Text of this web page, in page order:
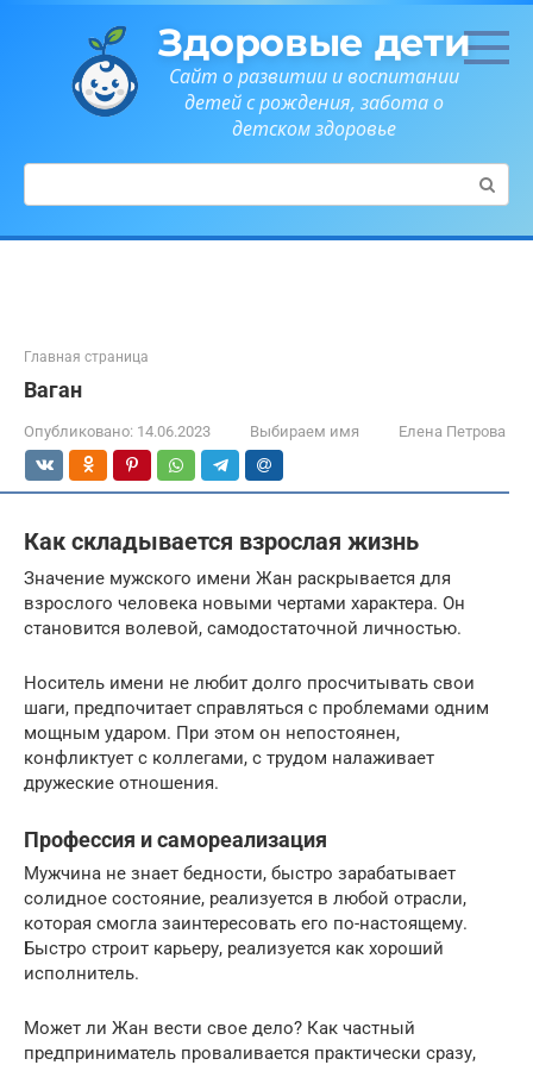
Здоровые дети
Сайт о развитии и воспитании
детей с рождения, забота о
детском здоровье
Поиск:
Главная страница
Ваган
Опубликовано: 14.06.2023 Выбираем имя Елена Петрова
Как складывается взрослая жизнь
Значение мужского имени Жан раскрывается для
взрослого человека новыми чертами характера. Он
становится волевой, самодостаточной личностью.
Носитель имени не любит долго просчитывать свои
шаги, предпочитает справляться с проблемами одним
мощным ударом. При этом он непостоянен,
конфликтует с коллегами, с трудом налаживает
дружеские отношения.
Профессия и самореализация
Мужчина не знает бедности, быстро зарабатывает
солидное состояние, реализуется в любой отрасли,
которая смогла заинтересовать его по-настоящему.
Быстро строит карьеру, реализуется как хороший
исполнитель.
Может ли Жан вести свое дело? Как частный
предприниматель проваливается практически сразу,